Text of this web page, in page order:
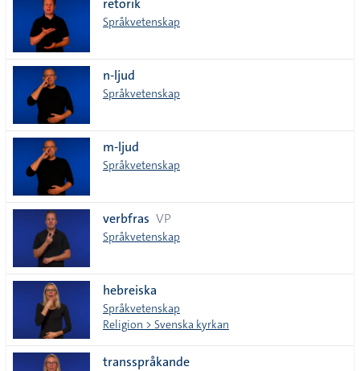
retorik
Språkvetenskap
n-ljud
Språkvetenskap
m-ljud
Språkvetenskap
verbfras VP
Språkvetenskap
hebreiska
Språkvetenskap
Religion > Svenska kyrkan
transspråkande